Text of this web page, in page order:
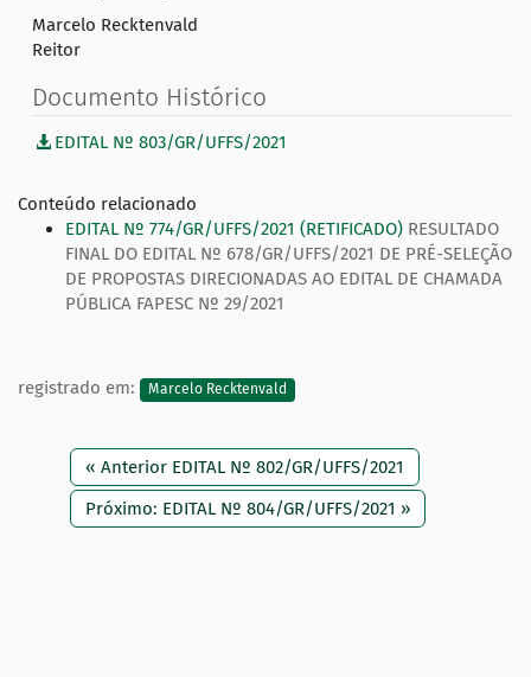
Marcelo Recktenvald
Reitor
Documento Histórico
EDITAL Nº 803/GR/UFFS/2021
Conteúdo relacionado
EDITAL Nº 774/GR/UFFS/2021 (RETIFICADO) RESULTADO
FINAL DO EDITAL Nº 678/GR/UFFS/2021 DE PRÉ-SELEÇÃO
DE PROPOSTAS DIRECIONADAS AO EDITAL DE CHAMADA
PÚBLICA FAPESC Nº 29/2021
registrado em: Marcelo Recktenvald
« Anterior EDITAL Nº 802/GR/UFFS/2021
Próximo: EDITAL Nº 804/GR/UFFS/2021 »